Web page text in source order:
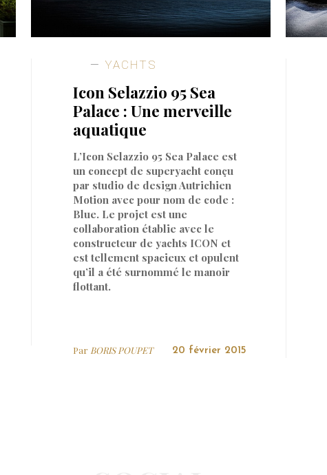
YACHTS
Icon Selazzio 95 Sea
Palace : Une merveille
aquatique
L’Icon Selazzio 95 Sea Palace est
un concept de superyacht conçu
par studio de design Autrichien
Motion avec pour nom de code :
Blue. Le projet est une
collaboration établie avec le
constructeur de yachts ICON et
est tellement spacieux et opulent
qu’il a été surnommé le manoir
flottant.
Par BORIS POUPET 20 février 2015